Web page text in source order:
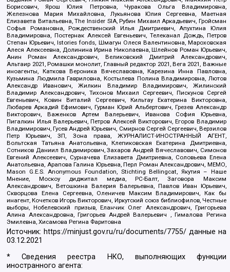
Борисович, Ярош Юлия Петровна, Чуракова Ольга Владимировна,
Железнова Мария Михайловна, Лукьянова Юлия Сергеевна, Маетная
Елизавета Витальевна, The Insider SIA, Рубин Михаил Аркадьевич, Гройсман
Софья Романовна, Рождественский Илья Дмитриевич, Апухтина Юлия
Владимировна, Постернак Алексей Евгеньевич, Телеканал Дождь, Петров
Степан Юрьевич, Istories fonds, Шмагун Олеся Валентиновна, Мароховская
Алеся Алексеевна, Долинина Ирина Николаевна, Шлейнов Роман Юрьевич,
Анин Роман Александрович, Великовский Дмитрий Александрович,
Альтаир 2021, Ромашки монолит, Главный редактор 2021, Вега 2021, Важные
иноагенты, Каткова Вероника Вячеславовна, Карезина Инна Павловна,
Кузьмина Людмила Гавриловна, Костылева Полина Владимировна, Лютов
Александр Иванович, Жилкин Владимир Владимирович, Жилинский
Владимир Александрович, Тихонов Михаил Сергеевич, Пискунов Сергей
Евгеньевич, Ковин Виталий Сергеевич, Кильтау Екатерина Викторовна,
Любарев Аркадий Ефимович, Гурман Юрий Альбертович, Грезев Александр
Викторович, Важенков Артем Валерьевич, Иванова София Юрьевна,
Пигалкин Илья Валерьевич, Петров Алексей Викторович, Егоров Владимир
Владимирович, Гусев Андрей Юрьевич, Смирнов Сергей Сергеевич, Верзилов
Петр Юрьевич, ЗП, Зона права, ЖУРНАЛИСТ-ИНОСТРАННЫЙ АГЕНТ,
Вольтская Татьяна Анатольевна, Клепиковская Екатерина Дмитриевна,
Сотников Даниил Владимирович, Захаров Андрей Вячеславович, Симонов
Евгений Алексеевич, Сурначева Елизавета Дмитриевна, Соловьева Елена
Анатольевна, Арапова Галина Юрьевна, Перл Роман Александрович, МЕМО,
Mason G.E.S. Anonymous Foundation, Stichting Bellingcat, Якутия – Наше
Мнение, Москоу диджитал медиа, РС-Балт, Заговора Максим
Александрович, Ветошкина Валерия Валерьевна, Павлов Иван Юрьевич,
Скворцова Елена Сергеевна, Оленичев Максим Владимирович, Как бы
инагент, Кочетков Игорь Викторович, Иркутский союз библиофилов, Честные
выборы, Нобелевский призыв, Еланчик Олег Александрович, Григорьева
Алина Александровна, Григорьев Андрей Валерьевич , Гималова Регина
Эмилевна, Хисамова Регина Фаритовна
Источник: https://minjust.gov.ru/ru/documents/7755/ данные на
03.12.2021
* Сведения реестра НКО, выполняющих функции
иностранного агента: